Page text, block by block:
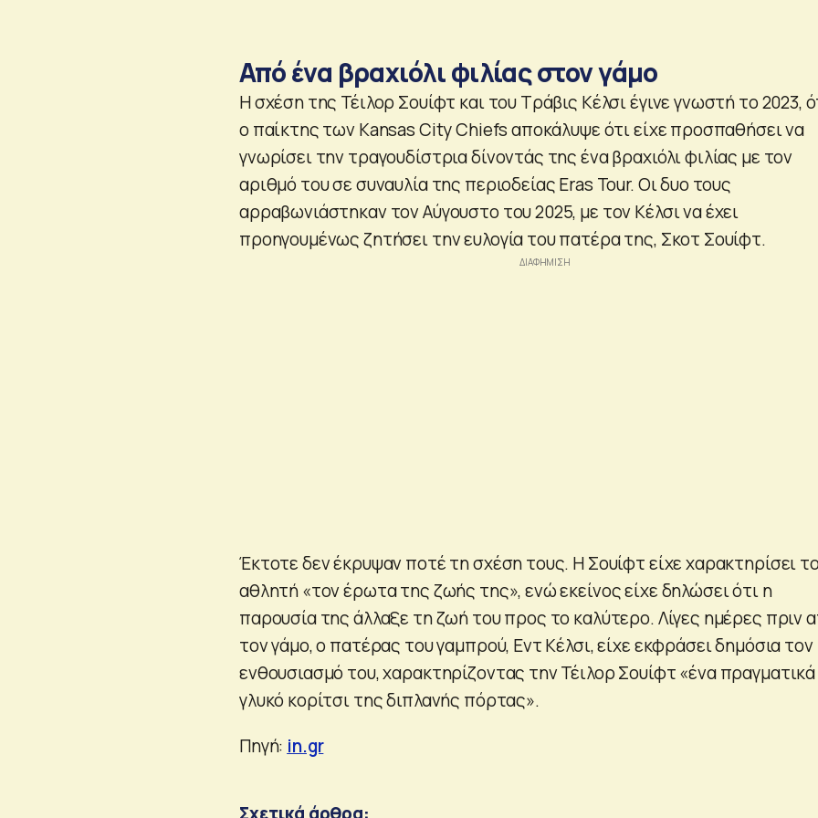
Από ένα βραχιόλι φιλίας στον γάμο
Η σχέση της Τέιλορ Σουίφτ και του Τράβις Κέλσι έγινε γνωστή το 2023,
ο παίκτης των Kansas City Chiefs αποκάλυψε ότι είχε προσπαθήσει να
γνωρίσει την τραγουδίστρια δίνοντάς της ένα βραχιόλι φιλίας με τον
αριθμό του σε συναυλία της περιοδείας Eras Tour. Οι δυο τους
αρραβωνιάστηκαν τον Αύγουστο του 2025, με τον Κέλσι να έχει
προηγουμένως ζητήσει την ευλογία του πατέρα της, Σκοτ Σουίφτ.
Έκτοτε δεν έκρυψαν ποτέ τη σχέση τους. Η Σουίφτ είχε χαρακτηρίσει
αθλητή «τον έρωτα της ζωής της», ενώ εκείνος είχε δηλώσει ότι η
παρουσία της άλλαξε τη ζωή του προς το καλύτερο. Λίγες ημέρες πριν
τον γάμο, ο πατέρας του γαμπρού, Εντ Κέλσι, είχε εκφράσει δημόσια τον
ενθουσιασμό του, χαρακτηρίζοντας την Τέιλορ Σουίφτ «ένα πραγματικά
γλυκό κορίτσι της διπλανής πόρτας».
Πηγή: in.gr
Σχετικά άρθρα: